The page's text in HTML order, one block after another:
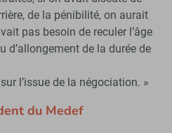
de la pénibilité, on aurait
pas besoin de reculer l’âge
d’allongement de la durée de
l’issue de la négociation. »
du Medef